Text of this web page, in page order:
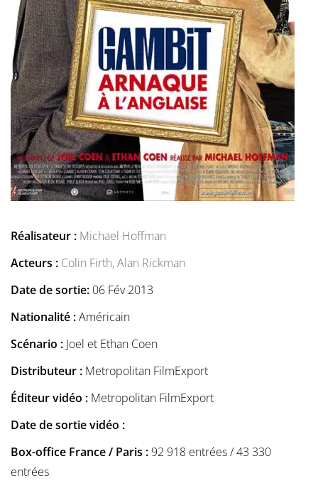
Réalisateur : Michael Hoffman
Acteurs : Colin Firth,Alan Rickman
Date de sortie: 06 Fév 2013
Nationalité :Américain
Scénario : Joel et Ethan Coen
Distributeur : Metropolitan FilmExport
Éditeur vidéo : Metropolitan FilmExport
Date de sortie vidéo :
Box-office France / Paris :92 918 entrées / 43 330
entrées